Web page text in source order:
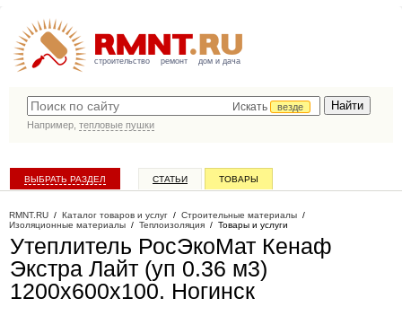
строительство ремонт дом и дача
Искать
везде
Например, тепловые пушки
ВЫБРАТЬ РАЗДЕЛ СТАТЬИ ТОВАРЫ
RMNT.RU / Каталог товаров и услуг / Строительные материалы /
Изоляционные материалы / Теплоизоляция / Товары и услуги
Утеплитель РосЭкоМат Кенаф
Экстра Лайт (уп 0.36 м3)
1200х600х100. Ногинск